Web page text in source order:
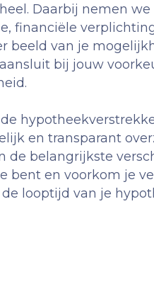
Daarbij nemen
financiële
beeld van je
bij jouw
en transparant
de belangrijkste
bent en voorkom je
looptijd van je